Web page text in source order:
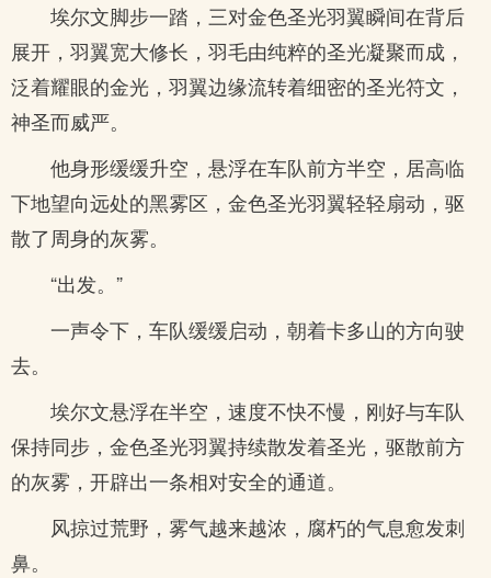
埃尔文脚步一踏，三对金色圣光羽翼瞬间在背后
展开，羽翼宽大修长，羽毛由纯粹的圣光凝聚而成，
泛着耀眼的金光，羽翼边缘流转着细密的圣光符文，
神圣而威严。
他身形缓缓升空，悬浮在车队前方半空，居高临
下地望向远处的黑雾区，金色圣光羽翼轻轻扇动，驱
散了周身的灰雾。
“出发。”
一声令下，车队缓缓启动，朝着卡多山的方向驶
去。
埃尔文悬浮在半空，速度不快不慢，刚好与车队
保持同步，金色圣光羽翼持续散发着圣光，驱散前方
的灰雾，开辟出一条相对安全的通道。
风掠过荒野，雾气越来越浓，腐朽的气息愈发刺
鼻。